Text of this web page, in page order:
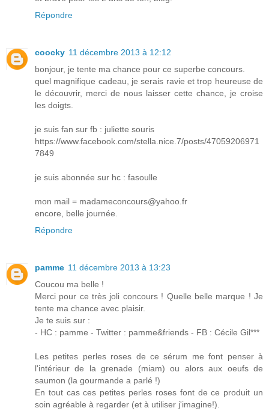
Répondre
coocky 11 décembre 2013 à 12:12
bonjour, je tente ma chance pour ce superbe concours.
quel magnifique cadeau, je serais ravie et trop heureuse de
le découvrir, merci de nous laisser cette chance, je croise
les doigts.
je suis fan sur fb : juliette souris
https://www.facebook.com/stella.nice.7/posts/47059206971
7849
je suis abonnée sur hc : fasoulle
mon mail = madameconcours@yahoo.fr
encore, belle journée.
Répondre
pamme 11 décembre 2013 à 13:23
Coucou ma belle !
Merci pour ce très joli concours ! Quelle belle marque ! Je
tente ma chance avec plaisir.
Je te suis sur :
- HC : pamme - Twitter : pamme&friends - FB : Cécile Gil***
Les petites perles roses de ce sérum me font penser à
l'intérieur de la grenade (miam) ou alors aux oeufs de
saumon (la gourmande a parlé !)
En tout cas ces petites perles roses font de ce produit un
soin agréable à regarder (et à utiliser j'imagine!).